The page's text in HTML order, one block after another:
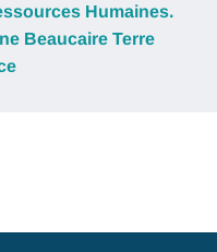
Humaines.
Beaucaire Terre